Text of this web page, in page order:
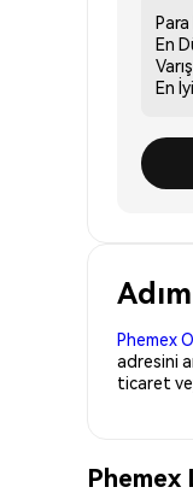
En
Varış
En
Phemex
adresini
ticaret
Phemex